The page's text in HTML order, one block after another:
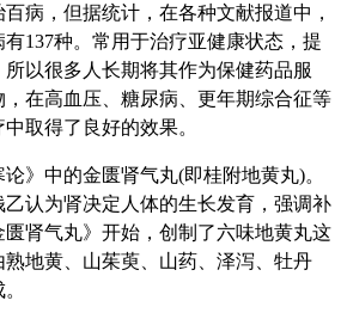
病，但据统计，在各种文献报道中，
137种。常用于治疗亚健康状态，提
以很多人长期将其作为保健药品服
在高血压、糖尿病、更年期综合征等
取得了良好的效果。
》中的金匮肾气丸(即桂附地黄丸)。
认为肾决定人体的生长发育，强调补
肾气丸》开始，创制了六味地黄丸这
地黄、山茱萸、山药、泽泻、牡丹